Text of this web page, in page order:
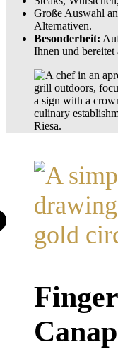
Große Auswahl an
Alternativen.
Besonderheit:
Ihnen und